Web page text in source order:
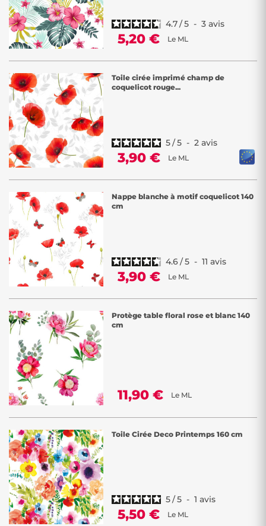
4.7/5 - 3 avis
5,20 € Le ML
Toile cirée imprimé champ de
coquelicot rouge...
5/5 - 2 avis
3,90 € Le ML
Nappe blanche à motif coquelicot 140
cm
4.6/5 - 11 avis
3,90 € Le ML
Protège table floral rose et blanc 140
cm
11,90 € Le ML
Toile Cirée Deco Printemps 160 cm
5/5 - 1 avis
5,50 € Le ML